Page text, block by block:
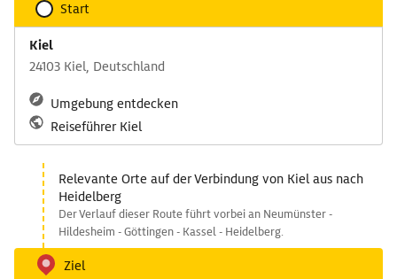
Start
Kiel
24103 Kiel, Deutschland
Umgebung entdecken
Reiseführer Kiel
Relevante Orte auf der Verbindung von Kiel aus nach
Heidelberg
Der Verlauf dieser Route führt vorbei an Neumünster -
Hildesheim - Göttingen - Kassel - Heidelberg.
Ziel